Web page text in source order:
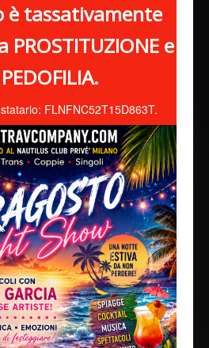
è tassativamente
e
FLNFNC52T15D863T.